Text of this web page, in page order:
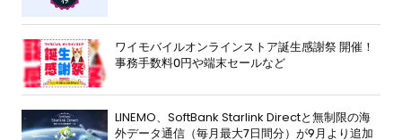
ワイモバイルオンラインストア誕生感謝祭 開催！
事務手数料0円や端末セールなど
LINEMO、SoftBank Starlink Directと無制限の海
外データ通信（毎月最大7日間分）が9月より追加